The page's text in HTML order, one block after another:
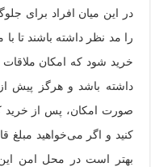
در این میان افراد برای
را مد نظر داشته باشند تا
خرید شود که امکان ملاقات
داشته باشد و هرگز پیش
صورت امکان، پس از خرید
کنید و اگر می‌خواهید مبلغ
بهتر است در محل امن این